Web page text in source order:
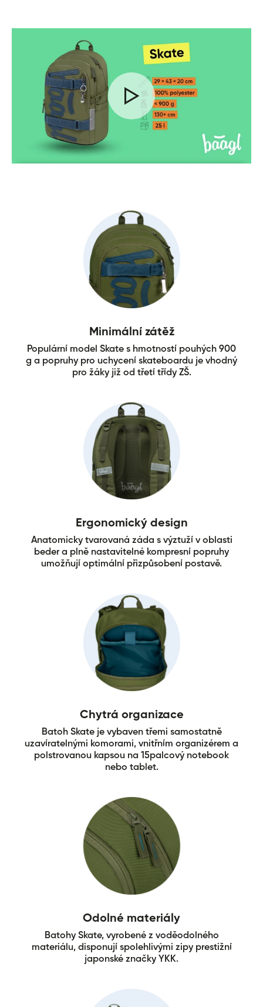
Minimální zátěž
Populární model Skate s hmotností pouhých 900
g a popruhy pro uchycení skateboardu je vhodný
pro žáky již od třetí třídy ZŠ.
Ergonomický design
Anatomicky tvarovaná záda s výztuží v oblasti
beder a plně nastavitelné kompresní popruhy
umožňují optimální přizpůsobení postavě.
Chytrá organizace
Batoh Skate je vybaven třemi samostatně
uzavíratelnými komorami, vnitřním organizérem a
polstrovanou kapsou na 15palcový notebook
nebo tablet.
Odolné materiály
Batohy Skate, vyrobené z voděodolného
materiálu, disponují spolehlivými zipy prestižní
japonské značky YKK.